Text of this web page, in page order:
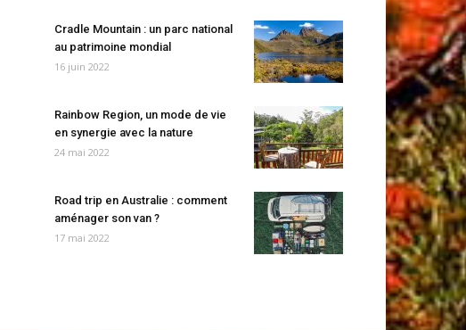
Cradle Mountain : un parc national
au patrimoine mondial
16 juin 2022
Rainbow Region, un mode de vie
en synergie avec la nature
24 mai 2022
Road trip en Australie : comment
aménager son van ?
17 mai 2022